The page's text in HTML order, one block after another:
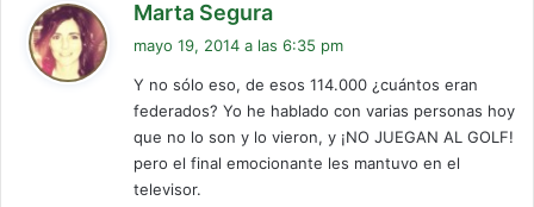
Marta Segura
e
:
mayo 19, 2014 a las 6:35 pm
Y no sólo eso, de esos 114.000 ¿cuántos eran
federados? Yo he hablado con varias personas hoy
que no lo son y lo vieron, y ¡NO JUEGAN AL GOLF!
pero el final emocionante les mantuvo en el
televisor.